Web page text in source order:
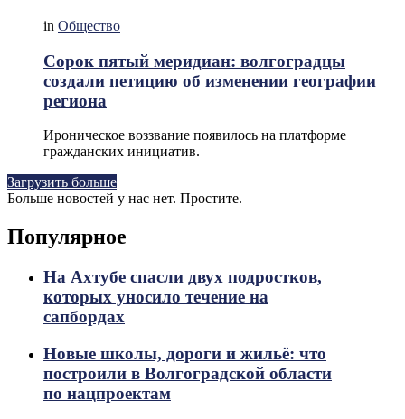
in Общество
Сорок пятый меридиан: волгоградцы
создали петицию об изменении географии
региона
Ироническое воззвание появилось на платформе
гражданских инициатив.
Загрузить больше
Больше новостей у нас нет. Простите.
Популярное
На Ахтубе спасли двух подростков,
которых уносило течение на
сапбордах
Новые школы, дороги и жильё: что
построили в Волгоградской области
по нацпроектам